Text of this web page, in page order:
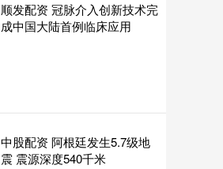
顺发配资 冠脉介入创新技术完
成中国大陆首例临床应用
中股配资 阿根廷发生5.7级地
震 震源深度540千米